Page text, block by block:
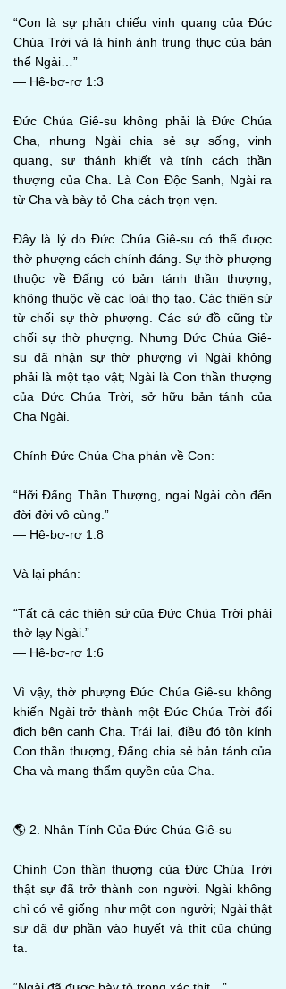
“Con là sự phản chiếu vinh quang của Đức
Chúa Trời và là hình ảnh trung thực của bản
thể Ngài…”
— Hê-bơ-rơ 1:3
Đức Chúa Giê-su không phải là Đức Chúa
Cha, nhưng Ngài chia sẻ sự sống, vinh
quang, sự thánh khiết và tính cách thần
thượng của Cha. Là Con Độc Sanh, Ngài ra
từ Cha và bày tỏ Cha cách trọn vẹn.
Đây là lý do Đức Chúa Giê-su có thể được
thờ phượng cách chính đáng. Sự thờ phượng
thuộc về Đấng có bản tánh thần thượng,
không thuộc về các loài thọ tạo. Các thiên sứ
từ chối sự thờ phượng. Các sứ đồ cũng từ
chối sự thờ phượng. Nhưng Đức Chúa Giê-
su đã nhận sự thờ phượng vì Ngài không
phải là một tạo vật; Ngài là Con thần thượng
của Đức Chúa Trời, sở hữu bản tánh của
Cha Ngài.
Chính Đức Chúa Cha phán về Con:
“Hỡi Đấng Thần Thượng, ngai Ngài còn đến
đời đời vô cùng.”
— Hê-bơ-rơ 1:8
Và lại phán:
“Tất cả các thiên sứ của Đức Chúa Trời phải
thờ lạy Ngài.”
— Hê-bơ-rơ 1:6
Vì vậy, thờ phượng Đức Chúa Giê-su không
khiến Ngài trở thành một Đức Chúa Trời đối
địch bên cạnh Cha. Trái lại, điều đó tôn kính
Con thần thượng, Đấng chia sẻ bản tánh của
Cha và mang thẩm quyền của Cha.
🌎 2. Nhân Tính Của Đức Chúa Giê-su
Chính Con thần thượng của Đức Chúa Trời
thật sự đã trở thành con người. Ngài không
chỉ có vẻ giống như một con người; Ngài thật
sự đã dự phần vào huyết và thịt của chúng
ta.